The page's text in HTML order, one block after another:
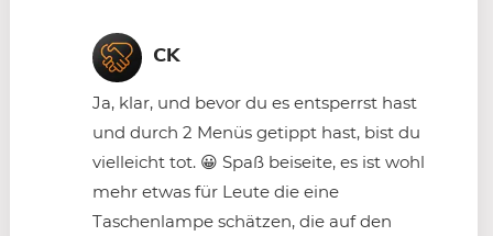
CK
Ja, klar, und bevor du es entsperrst hast
und durch 2 Menüs getippt hast, bist du
vielleicht tot. 😀 Spaß beiseite, es ist wohl
mehr etwas für Leute die eine
Taschenlampe schätzen, die auf den